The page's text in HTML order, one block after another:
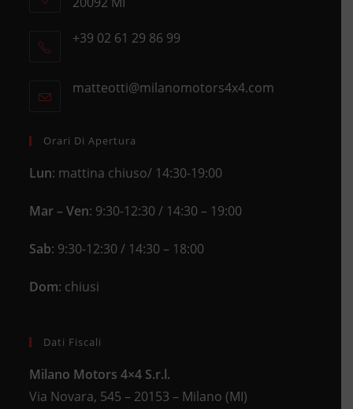
in
+39 02 61 29 86 99
your
matteotti@milanomotors4x4.comOpens
Orari Di Apertura
Lun: mattina chiuso/ 14:30-19:00
Mar – Ven: 9:30-12:30 / 14:30 – 19:00
Sab: 9:30-12:30 / 14:30 – 18:00
Dom: chiusi
Dati Fiscali
Milano Motors 4×4 S.r.l.
Via Novara, 545 – 20153 – Milano (MI)